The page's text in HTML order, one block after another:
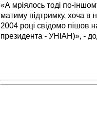
«А мріялось тоді по-
матиму підтримку, хоча в
2004 році свідомо пішов
президента - УНІАН)», -